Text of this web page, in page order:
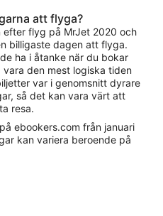
att flyga?
flyg på MrJet 2020 och
billigaste dagen att flyga.
ha i åtanke när du bokar
den mest logiska tiden
var i genomsnitt dyrare
så det kan vara värt att
resa.
ebookers.com från januari
kan variera beroende på